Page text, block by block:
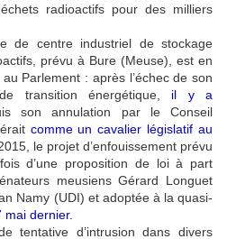
radioactifs pour des milliers
de centre industriel de stockage
prévu à Bure (Meuse), est en
Parlement : après l’échec de son
transition énergétique, il y a
son annulation par le Conseil
comme un cavalier législatif au
le projet d’enfouissement prévu
d’une proposition de loi à part
meusiens Gérard Longuet
Namy (UDI) et adoptée à la quasi-
mai dernier.
tentative d’intrusion dans divers